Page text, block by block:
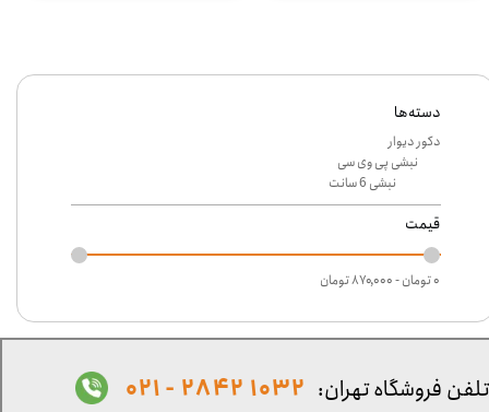
دسته‌ها
دکور دیوار
نبشی پی وی سی
نبشی 6 سانت
قیمت
۰ تومان - ۸۷۰,۰۰۰ تومان
تلفن فروشگاه تهران: 1032 2842 - 021